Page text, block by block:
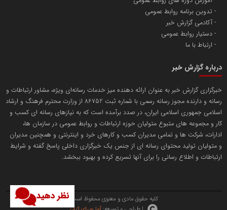
نظر دهید
پایگاه اطلاع رسانی اعتلای نهادهای مردمی
پایگاه اطلاع رسانی دریا و نفت
تریبون
انتشار گسترده محتوا در رسانه گزارش خبر
مسعودصادقی
محمدعلی کرمعلی
تدوین برنامه روابط عمومی
آکادمی گزارش خبر
دستیار روابط عمومی
ارتباط با ما
درباره گزارش خبر
خبرگزاری گزارش خبر به عنوان ارائه دهنده میز خدمات رسانه‌ای ویژه، مشاور ارتباطات و
رسانه و دارنده مجوز رسانه رسمی با شماره ثبت 86752 از وزارت محترم فرهنگ و ارشاد
اسلامی جمهوری اسلامی ایران، در صدد برآمده است که به نیازهای رسانه ای کسب و
کار و مجموعه های متبوع متولیان حوزه ارتباطات و روابط عمومی در سازمان ها،
ادارات، شرکت ها و تمامی مدیران کسب و کارهای خرد و اینترنتی و همچنین مدیران
و متولیان تولید محتوای رسانه ای از جنس یک خبرگزاری داخلی پاسخ گفته و شرایط
ارتباطات و اطلاع رسانی را برای آنها تسریع کرده و بهبود ببخشد.
کلیه حقوق مادی و معنوی محفوظ است.